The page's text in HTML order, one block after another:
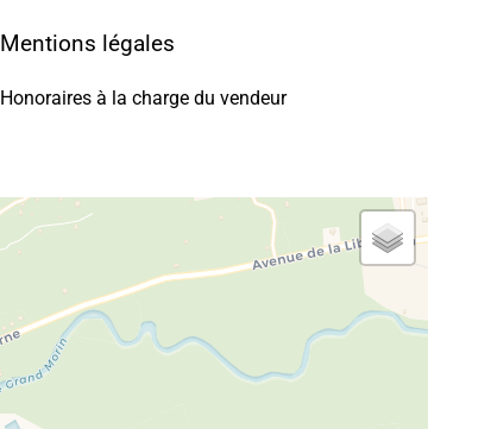
Mentions légales
Honoraires à la charge du vendeur